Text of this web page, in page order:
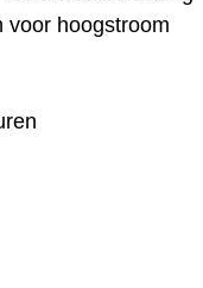
voor hoogstroom